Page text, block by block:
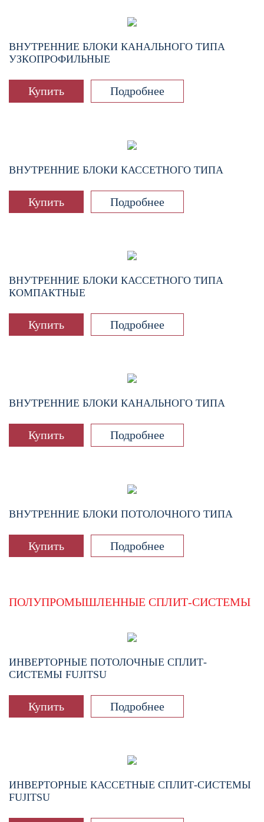
ВНУТРЕННИЕ БЛОКИ КАНАЛЬНОГО ТИПА
УЗКОПРОФИЛЬНЫЕ
Купить Подробнее
ВНУТРЕННИЕ БЛОКИ КАССЕТНОГО ТИПА
Купить Подробнее
ВНУТРЕННИЕ БЛОКИ КАССЕТНОГО ТИПА
КОМПАКТНЫЕ
Купить Подробнее
ВНУТРЕННИЕ БЛОКИ КАНАЛЬНОГО ТИПА
Купить Подробнее
ВНУТРЕННИЕ БЛОКИ ПОТОЛОЧНОГО ТИПА
Купить Подробнее
ПОЛУПРОМЫШЛЕННЫЕ СПЛИТ-СИСТЕМЫ
ИНВЕРТОРНЫЕ ПОТОЛОЧНЫЕ СПЛИТ-
СИСТЕМЫ FUJITSU
Купить Подробнее
ИНВЕРТОРНЫЕ КАССЕТНЫЕ СПЛИТ-СИСТЕМЫ
FUJITSU